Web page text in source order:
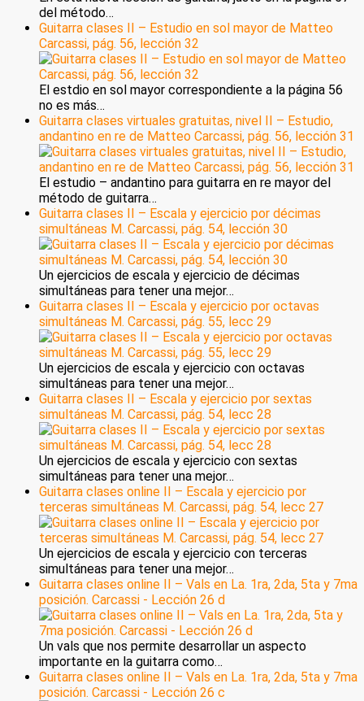
del método…
Guitarra clases II – Estudio en sol mayor de Matteo
Carcassi, pág. 56, lección 32
El estdio en sol mayor correspondiente a la página 56
no es más…
Guitarra clases virtuales gratuitas, nivel II – Estudio,
andantino en re de Matteo Carcassi, pág. 56, lección 31
El estudio – andantino para guitarra en re mayor del
método de guitarra…
Guitarra clases II – Escala y ejercicio por décimas
simultáneas M. Carcassi, pág. 54, lección 30
Un ejercicios de escala y ejercicio de décimas
simultáneas para tener una mejor…
Guitarra clases II – Escala y ejercicio por octavas
simultáneas M. Carcassi, pág. 55, lecc 29
Un ejercicios de escala y ejercicio con octavas
simultáneas para tener una mejor…
Guitarra clases II – Escala y ejercicio por sextas
simultáneas M. Carcassi, pág. 54, lecc 28
Un ejercicios de escala y ejercicio con sextas
simultáneas para tener una mejor…
Guitarra clases online II – Escala y ejercicio por
terceras simultáneas M. Carcassi, pág. 54, lecc 27
Un ejercicios de escala y ejercicio con terceras
simultáneas para tener una mejor…
Guitarra clases online II – Vals en La. 1ra, 2da, 5ta y 7ma
posición. Carcassi - Lección 26 d
Un vals que nos permite desarrollar un aspecto
importante en la guitarra como…
Guitarra clases online II – Vals en La. 1ra, 2da, 5ta y 7ma
posición. Carcassi - Lección 26 c